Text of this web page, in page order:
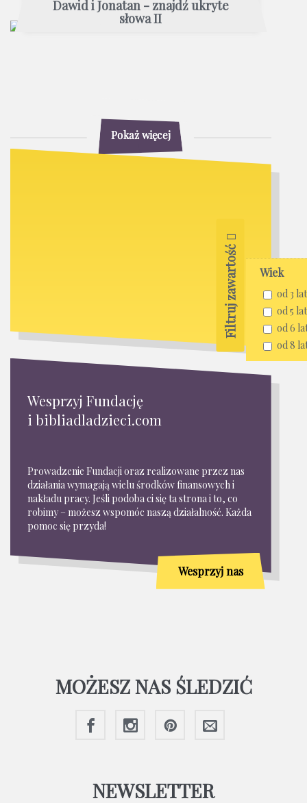
Dawid i Jonatan - znajdź ukryte
słowa II
Pokaż więcej
Filtruj zawartość Wiek
od 3 lat
od 5 lat
od 6
od 8
Wesprzyj Fundację
i bibliadladzieci.com
Prowadzenie Fundacji oraz realizowane przez nas
działania wymagają wielu środków finansowych i
nakładu pracy. Jeśli podoba ci się ta strona i to, co
robimy – możesz wspomóc naszą działalność. Każda
pomoc się przyda!
Wesprzyj nas
MOŻESZ NAS ŚLEDZIĆ
NEWSLETTER